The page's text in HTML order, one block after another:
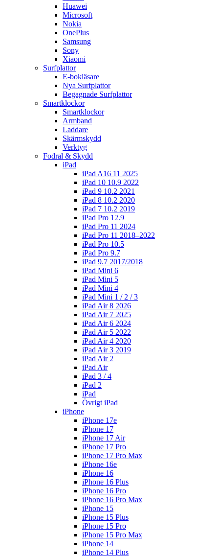
Huawei
Microsoft
Nokia
OnePlus
Samsung
Sony
Xiaomi
Surfplattor
E-bokläsare
Nya Surfplattor
Begagnade Surfplattor
Smartklockor
Smartklockor
Armband
Laddare
Skärmskydd
Verktyg
Fodral & Skydd
iPad
iPad A16 11 2025
iPad 10 10.9 2022
iPad 9 10.2 2021
iPad 8 10.2 2020
iPad 7 10.2 2019
iPad Pro 12.9
iPad Pro 11 2024
iPad Pro 11 2018–2022
iPad Pro 10.5
iPad Pro 9.7
iPad 9.7 2017/2018
iPad Mini 6
iPad Mini 5
iPad Mini 4
iPad Mini 1 / 2 / 3
iPad Air 8 2026
iPad Air 7 2025
iPad Air 6 2024
iPad Air 5 2022
iPad Air 4 2020
iPad Air 3 2019
iPad Air 2
iPad Air
iPad 3 / 4
iPad 2
iPad
Övrigt iPad
iPhone
iPhone 17e
iPhone 17
iPhone 17 Air
iPhone 17 Pro
iPhone 17 Pro Max
iPhone 16e
iPhone 16
iPhone 16 Plus
iPhone 16 Pro
iPhone 16 Pro Max
iPhone 15
iPhone 15 Plus
iPhone 15 Pro
iPhone 15 Pro Max
iPhone 14
iPhone 14 Plus